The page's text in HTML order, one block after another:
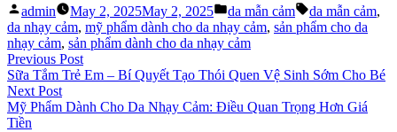
Posted
by
admin May 2, 2025May 2, 2025
Posted
in
da mẫn cảm Tags:
da mẫn cảm,
da nhạy cảm, mỹ phẩm dành cho da nhạy cảm, sản phẩm cho da
nhạy cảm, sản phẩm dành cho da nhạy cảm
Post
navigation
Previous PostPrevious
post:
Sữa Tắm Trẻ Em – Bí Quyết Tạo Thói Quen Vệ Sinh Sớm Cho Bé
Next PostNext
post:
Mỹ Phẩm Dành Cho Da Nhạy Cảm: Điều Quan Trọng Hơn Giá
Tiền